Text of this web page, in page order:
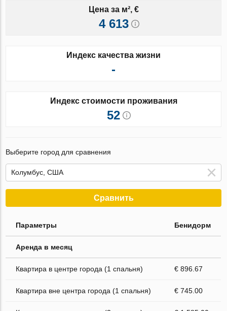
Цена за м², €
4 613
Индекс качества жизни
-
Индекс стоимости проживания
52
Выберите город для сравнения
Сравнить
Параметры Бенидорм
Аренда в месяц
Квартира в центре города (1 спальня) € 896.67
Квартира вне центра города (1 спальня) € 745.00